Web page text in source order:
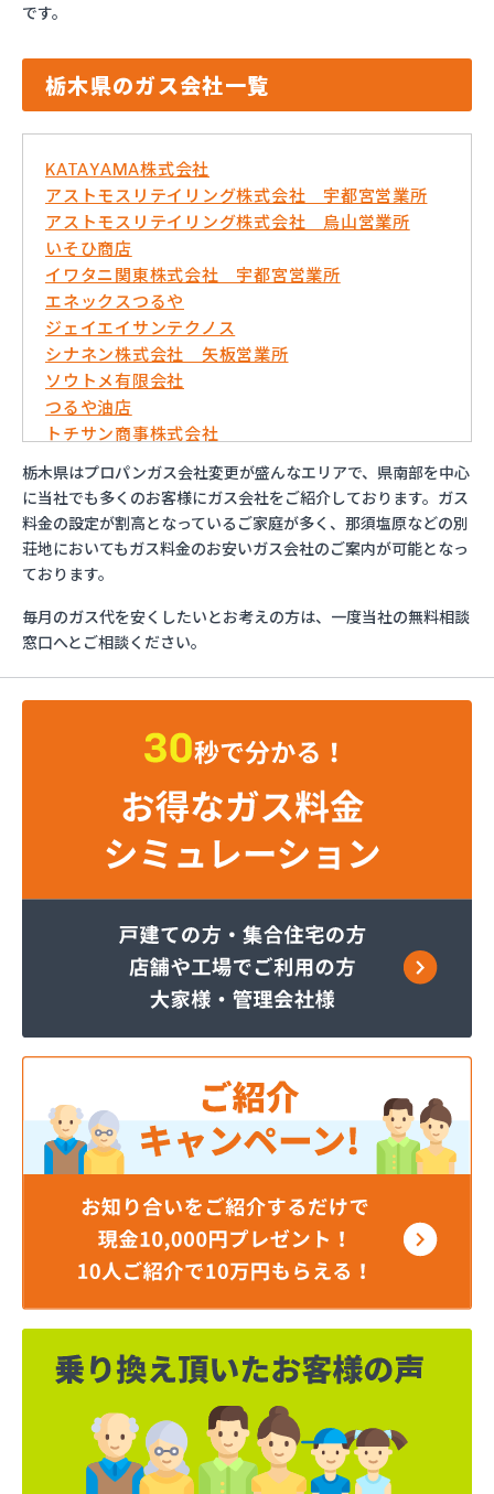
です。
栃木県のガス会社一覧
KATAYAMA株式会社
アストモスリテイリング株式会社 宇都宮営業所
アストモスリテイリング株式会社 烏山営業所
いそひ商店
イワタニ関東株式会社 宇都宮営業所
エネックスつるや
ジェイエイサンテクノス
シナネン株式会社 矢板営業所
ソウトメ有限会社
つるや油店
トチサン商事株式会社
フジオックス株式会社 宇都宮営業所
マイシティプロパンガス
ミライフ株式会社 大田原店
烏山プロパン株式会社
烏山通運株式会社プロパンガス
益田屋プロパン有限会社
横川食販株式会社 一里販売所
横川食販株式会社一里販売所
河原実業株式会社 藤岡営業所
株式会社JAエルサポート LPガス総合センター
株式会社JAエルサポート じゃすぽーと真岡SS
株式会社JAエルサポート 県東支店
株式会社JAエルサポート 日光営業所
株式会社JAエルサポート
株式会社JAエルサポート 県北支店
株式会社MIKANE
株式会社TOKAI 小山支店
株式会社TOKAI 那須支店
株式会社あいづや
株式会社イイジマ
株式会社エコファースト
株式会社エス・ケーガス
株式会社エネサンスサービス
株式会社エルピオ 宇都宮営業所
株式会社オオイデ
株式会社ガスパル 宇都宮販売所
株式会社ガスパル 那須販売所
株式会社キクチ
株式会社クレックス 宇都宮営業所
株式会社クレックス 那須塩原営業所
株式会社グローバルエナジー
栃木県はプロパンガス会社変更が盛んなエリアで、県南部を中心
に当社でも多くのお客様にガス会社をご紹介しております。ガス
料金の設定が割高となっているご家庭が多く、那須塩原などの別
荘地においてもガス料金のお安いガス会社のご案内が可能となっ
ております。
毎月のガス代を安くしたいとお考えの方は、一度当社の無料相談
窓口へとご相談ください。